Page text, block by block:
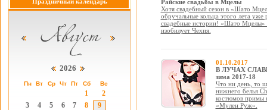
2026
Пн Вт Ср Чт Пт Сб Вс
1
2
3
4 5 6 7 8
9
Райские свадьбы в Мцелы
Хотя свадебный сезон в «Шато
обручальные кольца этого лета
свадебные истории! «Шато Мцелы»
изобилует Чехия.
01.10.2017
В ЛУЧАХ СЛАВЫ
зима 2017-18
Что ни день, то
нижнего белья
костюмов примы
«Мулен Руж».